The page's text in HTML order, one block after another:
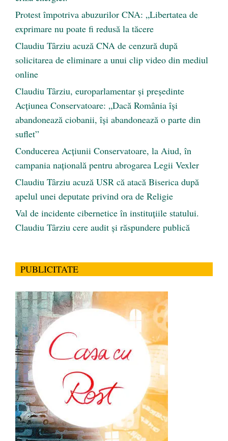
Protest împotriva abuzurilor CNA: „Libertatea de
exprimare nu poate fi redusă la tăcere
Claudiu Târziu acuză CNA de cenzură după
solicitarea de eliminare a unui clip video din mediul
online
Claudiu Târziu, europarlamentar și președinte
Acțiunea Conservatoare: „Dacă România își
abandonează ciobanii, își abandonează o parte din
suflet”
Conducerea Acțiunii Conservatoare, la Aiud, în
campania națională pentru abrogarea Legii Vexler
Claudiu Târziu acuză USR că atacă Biserica după
apelul unei deputate privind ora de Religie
Val de incidente cibernetice în instituțiile statului.
Claudiu Târziu cere audit și răspundere publică
PUBLICITATE